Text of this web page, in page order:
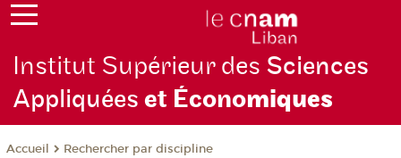
Institut Supérieur des Sciences
Appliquéeset Économiques
Accueil Rechercher par discipline